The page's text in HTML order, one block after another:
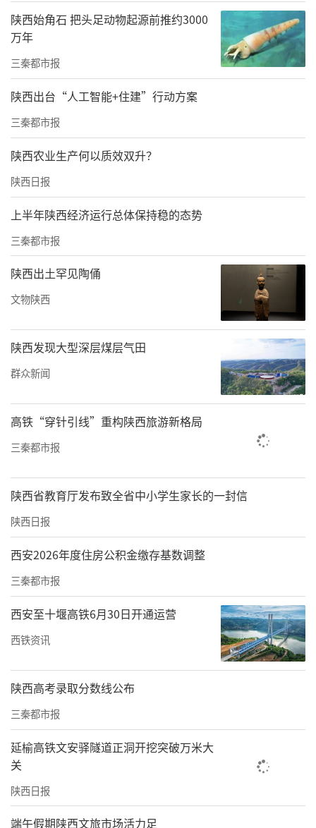
同时，市场上主流的“超声炮”等超声治疗
仪，其注册适用范围明确标注用于人体肩颈、
腰腹和四肢部位，却在实际操作中被广泛用于
面部紧致提升，还有医院宣称其“无风险、无
恢复期”。
>>相关规定
预期用于治疗皮肤松弛等
射频治疗仪、射频皮肤治疗仪类产品作为第三
类医疗器械管理
华商报大风新闻记者梳理发现，2022年3月，国
家药监局发布《关于调整〈医疗器械分类目
录〉部分内容的公告》，明确作用于人体皮肤
及皮下组织，使人体组织、细胞发生病理/生理
学改变，预期用于治疗皮肤松弛，减轻皮肤皱
纹，收缩毛孔，紧致、提升皮肤组织，或者治
疗痤疮、瘢痕，或者减少脂肪（脂肪软化或分
解）等的射频治疗仪、射频皮肤治疗仪类产
品，作为第三类医疗器械管理。
2024年7月，国家药监局发布《<关于进一步明
确射频治疗仪类产品有关要求的公告>解读》，
明确对纳入第三类管理的医疗器械必须严格管
理。2026年4月1日起，符合30号公告规定，作
用于人体皮肤及皮下组织，使人体组织、细胞
发生病理/生理学改变，从而实现预期用途的射
频治疗仪、射频皮肤治疗仪类产品，未依法取
得医疗器械注册证的，不得生产、进口和销
高频超声使人体组织变性
需按第三类医疗器械管理“超说明书使用”须
患者知情同意
2023年11月23日，医疗器械标准管理中心发布
关于征求《美容用途超声器械分类界定指导原
则（征求意见稿）》意见的通知。通知称，利
陕西始角石 把头足动物起源前推约3000
万年
三秦都市报
陕西出台“人工智能+住建”行动方案
三秦都市报
陕西农业生产何以质效双升？
陕西日报
上半年陕西经济运行总体保持稳的态势
三秦都市报
陕西出土罕见陶俑
文物陕西
陕西发现大型深层煤层气田
群众新闻
高铁“穿针引线”重构陕西旅游新格局
三秦都市报
陕西省教育厅发布致全省中小学生家长的一封信
陕西日报
西安2026年度住房公积金缴存基数调整
三秦都市报
西安至十堰高铁6月30日开通运营
西铁资讯
陕西高考录取分数线公布
三秦都市报
延榆高铁文安驿隧道正洞开挖突破万米大
关
陕西日报
端午假期陕西文旅市场活力足